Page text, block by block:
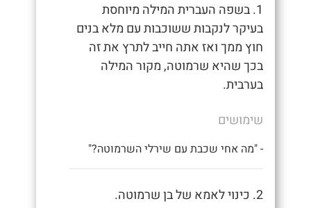
1. בשפה העברית המילה מיוחסת
בעיקר לנקבות ששוכבות עם מלא בנים
חוץ ממך ואז אתה חייב לתרץ את זה
בכך שהיא שרמוטה, מקור המילה
בערבית.
שימושים
- "מה אחי שכבת עם שירלי השרמוטה?"
2. כינוי לאמא של בן שרמוטה.